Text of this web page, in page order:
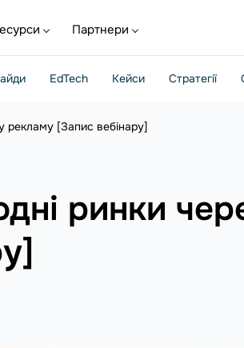
Партнери
EdTech Кейси Стратегії
рекламу [Запис вебінару]
ринки